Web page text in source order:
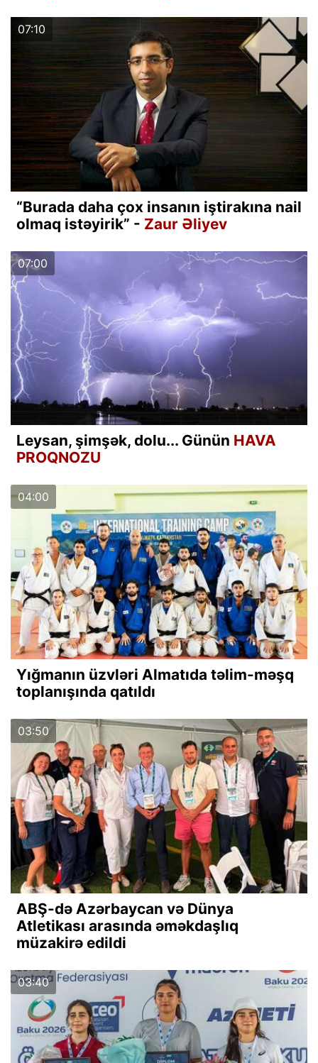
07:10
“Burada daha çox insanın iştirakına nail
olmaq istəyirik” - Zaur Əliyev
07:00
Leysan, şimşək, dolu... Günün HAVA
PROQNOZU
04:00
Yığmanın üzvləri Almatıda təlim-məşq
toplanışında qatıldı
03:50
ABŞ-də Azərbaycan və Dünya
Atletikası arasında əməkdaşlıq
müzakirə edildi
03:40